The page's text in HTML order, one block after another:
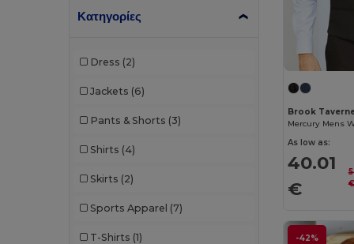
Κατηγορίες
Dress (2)
Jackets (6)
Pants & Shorts (3)
Shirts (4)
Skirts (2)
Sports Apparel (7)
T-Shirts (1)
Brook
Mercury Mens
As low as:
40.01
€
€
-42%